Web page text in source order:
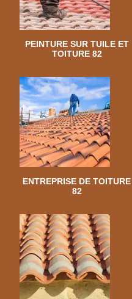
PEINTURE SUR TUILE ET
TOITURE 82
ENTREPRISE DE TOITURE
82